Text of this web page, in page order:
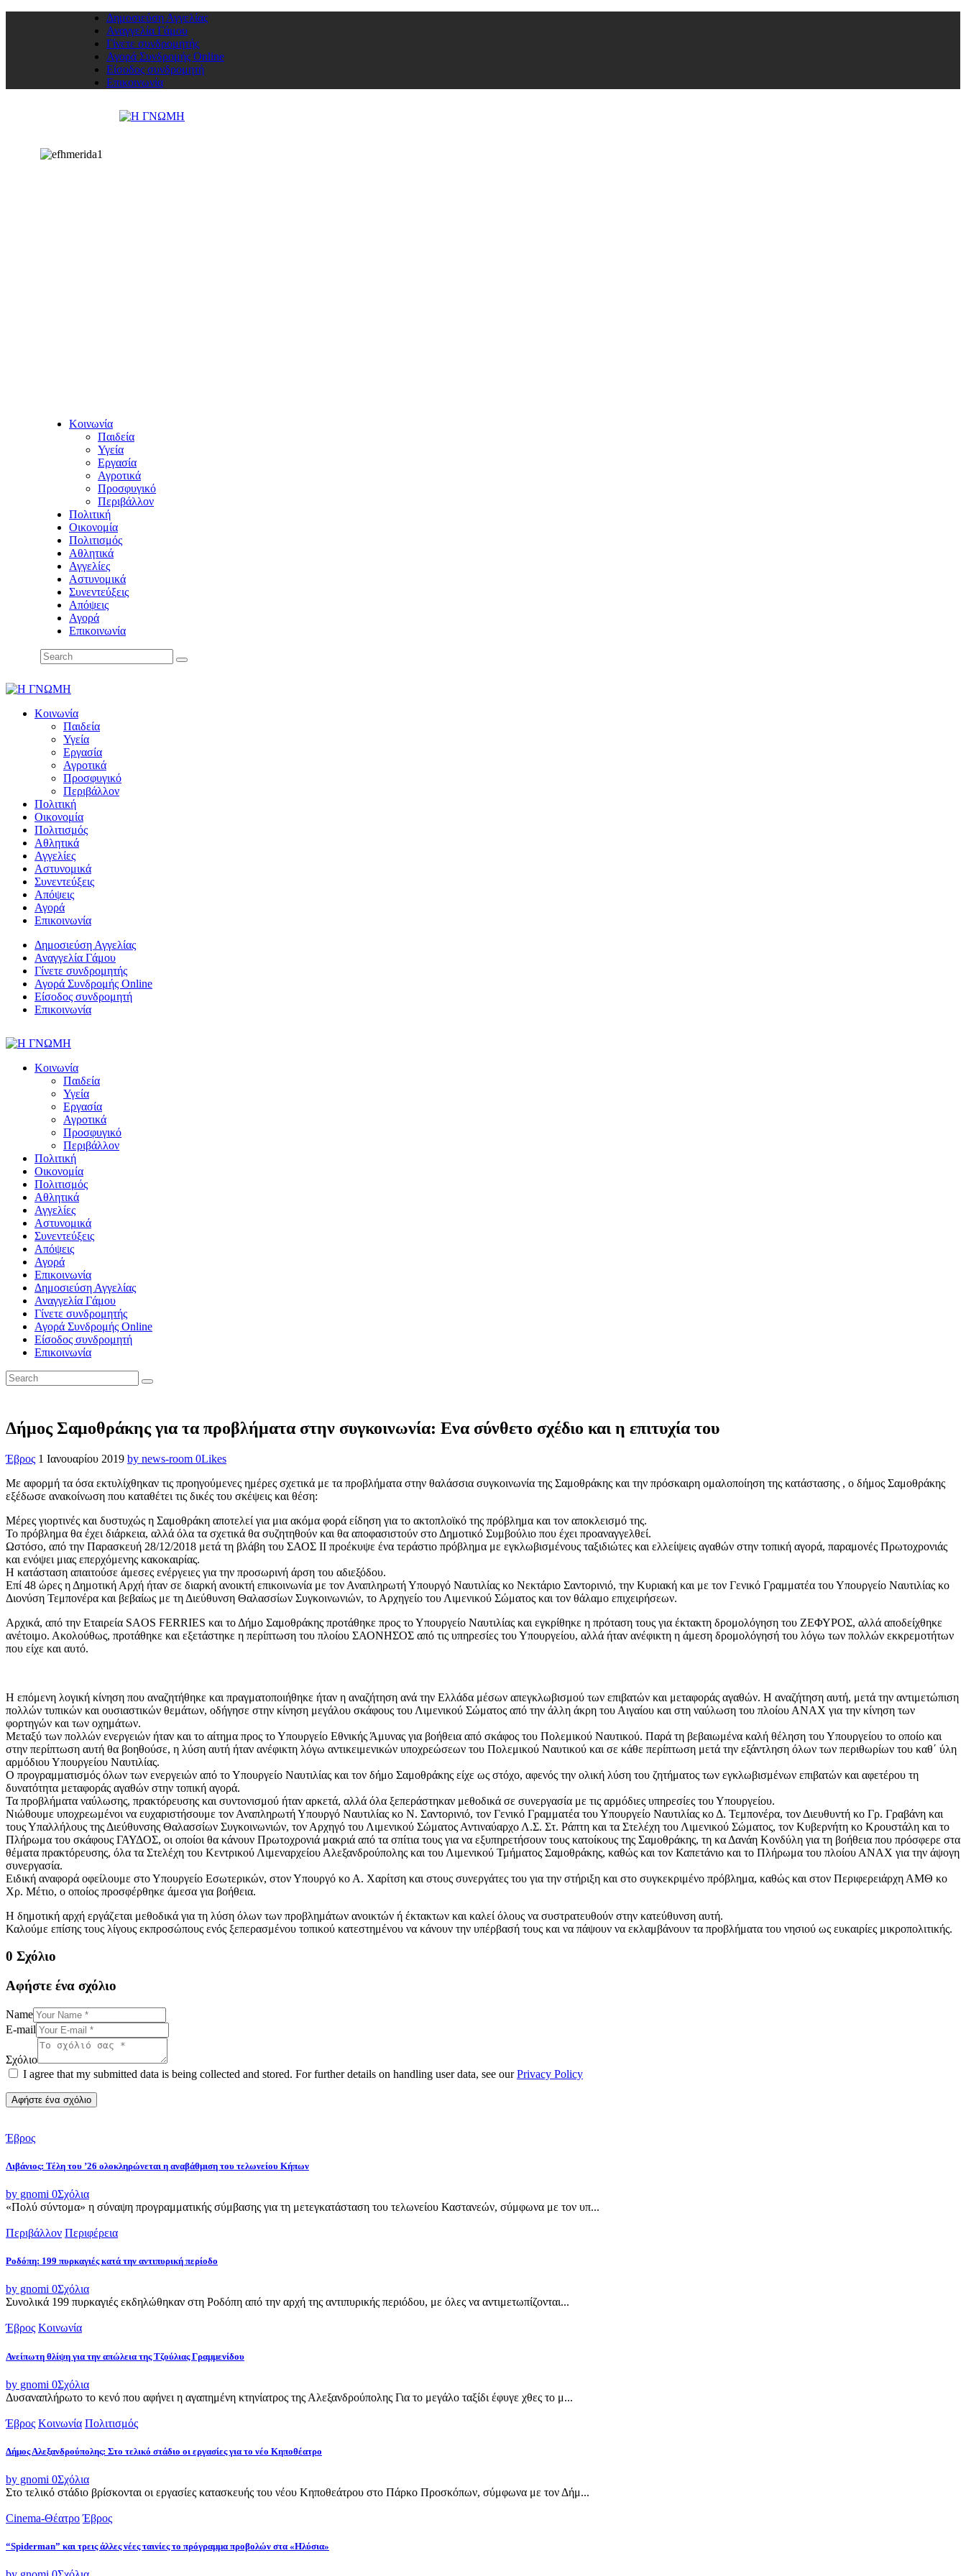
Δημοσιεύση Αγγελίας
Αναγγελία Γάμου
Γίνετε συνδρομητής
Αγορά Συνδρομής Online
Είσοδος συνδρομητή
Επικοινωνία
Κοινωνία
Παιδεία
Υγεία
Εργασία
Αγροτικά
Προσφυγικό
Περιβάλλον
Πολιτική
Οικονομία
Πολιτισμός
Αθλητικά
Αγγελίες
Αστυνομικά
Συνεντεύξεις
Απόψεις
Αγορά
Επικοινωνία
Κοινωνία
Παιδεία
Υγεία
Εργασία
Αγροτικά
Προσφυγικό
Περιβάλλον
Πολιτική
Οικονομία
Πολιτισμός
Αθλητικά
Αγγελίες
Αστυνομικά
Συνεντεύξεις
Απόψεις
Αγορά
Επικοινωνία
Δημοσιεύση Αγγελίας
Αναγγελία Γάμου
Γίνετε συνδρομητής
Αγορά Συνδρομής Online
Είσοδος συνδρομητή
Επικοινωνία
Κοινωνία
Παιδεία
Υγεία
Εργασία
Αγροτικά
Προσφυγικό
Περιβάλλον
Πολιτική
Οικονομία
Πολιτισμός
Αθλητικά
Αγγελίες
Αστυνομικά
Συνεντεύξεις
Απόψεις
Αγορά
Επικοινωνία
Δημοσιεύση Αγγελίας
Αναγγελία Γάμου
Γίνετε συνδρομητής
Αγορά Συνδρομής Online
Είσοδος συνδρομητή
Επικοινωνία
Δήμος Σαμοθράκης για τα προβλήματα στην συγκοινωνία: Ενα σύνθετο σχέδιο και η επιτυχία του
Έβρος 1 Ιανουαρίου 2019 by news-room 0Likes
Με αφορμή τα όσα εκτυλίχθηκαν τις προηγούμενες ημέρες σχετικά με τα προβλήματα στην θαλάσσια συγκοινωνία της Σαμοθράκης και την πρόσκαιρη ομαλοποίηση της κατάστασης , ο δήμος Σαμοθράκης
εξέδωσε ανακοίνωση που καταθέτει τις δικές του σκέψεις και θέση:
Μέρες γιορτινές και δυστυχώς η Σαμοθράκη αποτελεί για μια ακόμα φορά είδηση για το ακτοπλοϊκό της πρόβλημα και τον αποκλεισμό της.
Το πρόβλημα θα έχει διάρκεια, αλλά όλα τα σχετικά θα συζητηθούν και θα αποφασιστούν στο Δημοτικό Συμβούλιο που έχει προαναγγελθεί.
Ωστόσο, από την Παρασκευή 28/12/2018 μετά τη βλάβη του ΣΑΟΣ ΙΙ προέκυψε ένα τεράστιο πρόβλημα με εγκλωβισμένους ταξιδιώτες και ελλείψεις αγαθών στην τοπική αγορά, παραμονές Πρωτοχρονιάς
και ενόψει μιας επερχόμενης κακοκαιρίας.
Η κατάσταση απαιτούσε άμεσες ενέργειες για την προσωρινή άρση του αδιεξόδου.
Επί 48 ώρες η Δημοτική Αρχή ήταν σε διαρκή ανοικτή επικοινωνία με τον Αναπληρωτή Υπουργό Ναυτιλίας κο Νεκτάριο Σαντορινιό, την Κυριακή και με τον Γενικό Γραμματέα του Υπουργείο Ναυτιλίας κο
Διονύση Τεμπονέρα και βεβαίως με τη Διεύθυνση Θαλασσίων Συγκοινωνιών, το Αρχηγείο του Λιμενικού Σώματος και τον θάλαμο επιχειρήσεων.
Αρχικά, από την Εταιρεία SAOS FERRIES και το Δήμο Σαμοθράκης προτάθηκε προς το Υπουργείο Ναυτιλίας και εγκρίθηκε η πρόταση τους για έκτακτη δρομολόγηση του ΖΕΦΥΡΟΣ, αλλά αποδείχθηκε
ανέτοιμο. Ακολούθως, προτάθηκε και εξετάστηκε η περίπτωση του πλοίου ΣΑΟΝΗΣΟΣ από τις υπηρεσίες του Υπουργείου, αλλά ήταν ανέφικτη η άμεση δρομολόγησή του λόγω των πολλών εκκρεμοτήτων
που είχε και αυτό.
Η επόμενη λογική κίνηση που αναζητήθηκε και πραγματοποιήθηκε ήταν η αναζήτηση ανά την Ελλάδα μέσων απεγκλωβισμού των επιβατών και μεταφοράς αγαθών. Η αναζήτηση αυτή, μετά την αντιμετώπιση
πολλών τυπικών και ουσιαστικών θεμάτων, οδήγησε στην κίνηση μεγάλου σκάφους του Λιμενικού Σώματος από την άλλη άκρη του Αιγαίου και στη ναύλωση του πλοίου ΑΝΑΧ για την κίνηση των
φορτηγών και των οχημάτων.
Μεταξύ των πολλών ενεργειών ήταν και το αίτημα προς το Υπουργείο Εθνικής Άμυνας για βοήθεια από σκάφος του Πολεμικού Ναυτικού. Παρά τη βεβαιωμένα καλή θέληση του Υπουργείου το οποίο και
στην περίπτωση αυτή θα βοηθούσε, η λύση αυτή ήταν ανέφικτη λόγω αντικειμενικών υποχρεώσεων του Πολεμικού Ναυτικού και σε κάθε περίπτωση μετά την εξάντληση όλων των περιθωρίων του καθ΄ ύλη
αρμόδιου Υπουργείου Ναυτιλίας.
Ο προγραμματισμός όλων των ενεργειών από το Υπουργείο Ναυτιλίας και τον δήμο Σαμοθράκης είχε ως στόχο, αφενός την ολική λύση του ζητήματος των εγκλωβισμένων επιβατών και αφετέρου τη
δυνατότητα μεταφοράς αγαθών στην τοπική αγορά.
Τα προβλήματα ναύλωσης, πρακτόρευσης και συντονισμού ήταν αρκετά, αλλά όλα ξεπεράστηκαν μεθοδικά σε συνεργασία με τις αρμόδιες υπηρεσίες του Υπουργείου.
Νιώθουμε υποχρεωμένοι να ευχαριστήσουμε τον Αναπληρωτή Υπουργό Ναυτιλίας κο Ν. Σαντορινιό, τον Γενικό Γραμματέα του Υπουργείο Ναυτιλίας κο Δ. Τεμπονέρα, τον Διευθυντή κο Γρ. Γραβάνη και
τους Υπαλλήλους της Διεύθυνσης Θαλασσίων Συγκοινωνιών, τον Αρχηγό του Λιμενικού Σώματος Αντιναύαρχο Λ.Σ. Στ. Ράπτη και τα Στελέχη του Λιμενικού Σώματος, τον Κυβερνήτη κο Κρουστάλη και το
Πλήρωμα του σκάφους ΓΑΥΔΟΣ, οι οποίοι θα κάνουν Πρωτοχρονιά μακριά από τα σπίτια τους για να εξυπηρετήσουν τους κατοίκους της Σαμοθράκης, τη κα Δανάη Κονδύλη για τη βοήθεια που πρόσφερε στα
θέματα πρακτόρευσης, όλα τα Στελέχη του Κεντρικού Λιμεναρχείου Αλεξανδρούπολης και του Λιμενικού Τμήματος Σαμοθράκης, καθώς και τον Καπετάνιο και το Πλήρωμα του πλοίου ΑΝΑΧ για την άψογη
συνεργασία.
Ειδική αναφορά οφείλουμε στο Υπουργείο Εσωτερικών, στον Υπουργό κο Α. Χαρίτση και στους συνεργάτες του για την στήριξη και στο συγκεκριμένο πρόβλημα, καθώς και στον Περιφερειάρχη ΑΜΘ κο
Χρ. Μέτιο, ο οποίος προσφέρθηκε άμεσα για βοήθεια.
Η δημοτική αρχή εργάζεται μεθοδικά για τη λύση όλων των προβλημάτων ανοικτών ή έκτακτων και καλεί όλους να συστρατευθούν στην κατεύθυνση αυτή.
Καλούμε επίσης τους λίγους εκπροσώπους ενός ξεπερασμένου τοπικού κατεστημένου να κάνoυν την υπέρβασή τους και να πάψουν να εκλαμβάνουν τα προβλήματα του νησιού ως ευκαιρίες μικροπολιτικής.
0 Σχόλιο
Αφήστε ένα σχόλιο
Name
E-mail
Σχόλιο
I agree that my submitted data is being collected and stored. For further details on handling user data, see ourPrivacy Policy
Έβρος
Λιβάνιος: Τέλη του ’26 ολοκληρώνεται η αναβάθμιση του τελωνείου Κήπων
by gnomi 0Σχόλια
«Πολύ σύντομα» η σύναψη προγραμματικής σύμβασης για τη μετεγκατάσταση του τελωνείου Καστανεών, σύμφωνα με τον υπ...
Περιβάλλον Περιφέρεια
Ροδόπη: 199 πυρκαγιές κατά την αντιπυρική περίοδο
by gnomi 0Σχόλια
Συνολικά 199 πυρκαγιές εκδηλώθηκαν στη Ροδόπη από την αρχή της αντιπυρικής περιόδου, με όλες να αντιμετωπίζονται...
Έβρος Κοινωνία
Ανείπωτη θλίψη για την απώλεια της Τζούλιας Γραμμενίδου
by gnomi 0Σχόλια
Δυσαναπλήρωτο το κενό που αφήνει η αγαπημένη κτηνίατρος της Αλεξανδρούπολης Για το μεγάλο ταξίδι έφυγε χθες το μ...
Έβρος Κοινωνία Πολιτισμός
Δήμος Αλεξανδρούπολης: Στο τελικό στάδιο οι εργασίες για το νέο Κηποθέατρο
by gnomi 0Σχόλια
Στο τελικό στάδιο βρίσκονται οι εργασίες κατασκευής του νέου Κηποθεάτρου στο Πάρκο Προσκόπων, σύμφωνα με τον Δήμ...
Cinema-Θέατρο Έβρος
“Spiderman” και τρεις άλλες νέες ταινίες το πρόγραμμα προβολών στα «Ηλύσια»